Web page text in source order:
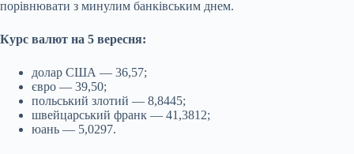
порівнювати з минулим банківським днем.
Курс валют на 5 вересня:
долар США — 36,57;
євро — 39,50;
польський злотий — 8,8445;
швейцарський франк — 41,3812;
юань — 5,0297.